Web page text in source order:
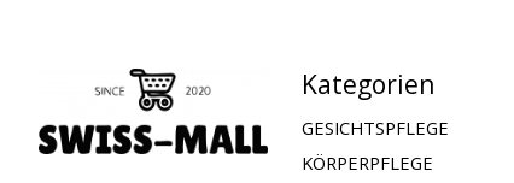
Kategorien
GESICHTSPFLEGE
KÖRPERPFLEGE